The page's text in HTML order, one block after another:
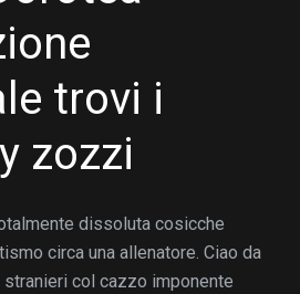
trovi i
zozzi
dissoluta cosicche
circa una allenatore. Ciao da
col cazzo imponente